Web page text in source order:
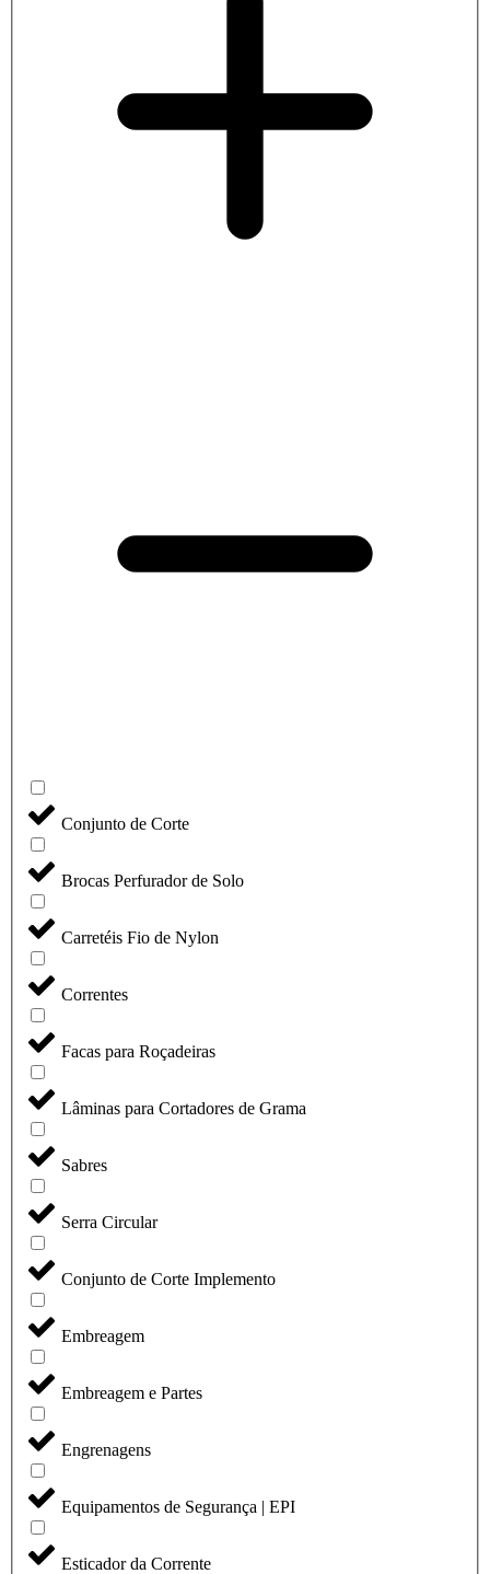
Conjunto de Corte
Brocas Perfurador de Solo
Carretéis Fio de Nylon
Correntes
Facas para Roçadeiras
Lâminas para Cortadores de Grama
Sabres
Serra Circular
Conjunto de Corte Implemento
Embreagem
Embreagem e Partes
Engrenagens
Equipamentos de Segurança | EPI
Esticador da Corrente